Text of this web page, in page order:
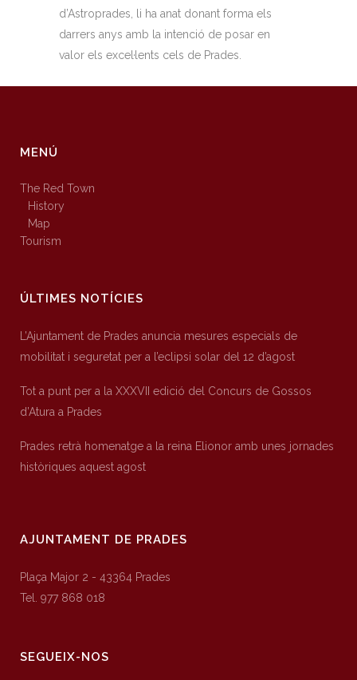
d’Astroprades, li ha anat donant forma els
darrers anys amb la intenció de posar en
valor els excel·lents cels de Prades.
MENÚ
The Red Town
History
Map
Tourism
ÚLTIMES NOTÍCIES
L’Ajuntament de Prades anuncia mesures especials de
mobilitat i seguretat per a l’eclipsi solar del 12 d’agost
Tot a punt per a la XXXVII edició del Concurs de Gossos
d’Atura a Prades
Prades retrà homenatge a la reina Elionor amb unes jornades
històriques aquest agost
AJUNTAMENT DE PRADES
Plaça Major 2 - 43364 Prades
Tel. 977 868 018
SEGUEIX-NOS